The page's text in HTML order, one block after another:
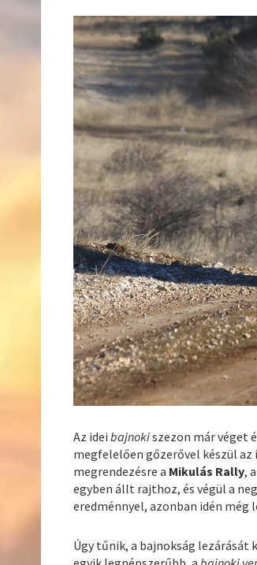
Az ideibajnokiszezon már véget
megfelelően gőzerővel készül az
megrendezésre a Mikulás Rally,
egyben állt rajthoz, és végül a
eredménnyel, azonban idén még
Úgy tűnik, a bajnokság lezárását